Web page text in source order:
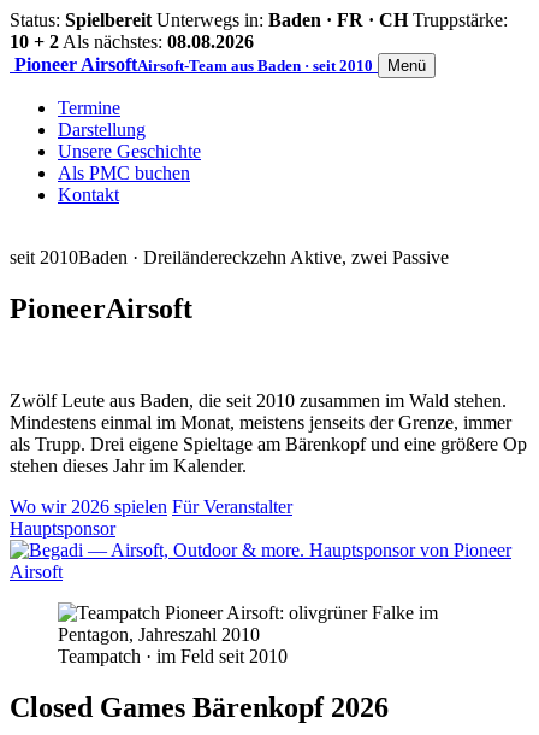
Status: Spielbereit Unterwegs in: Baden · FR · CH Truppstärke:
10 + 2 Als nächstes: 08.08.2026
Pioneer AirsoftAirsoft-Team aus Baden · seit 2010 Menü
Termine
Darstellung
Unsere Geschichte
Als PMC buchen
Kontakt
seit 2010Baden · Dreiländereckzehn Aktive, zwei Passive
PioneerAirsoft
Zwölf Leute aus Baden, die seit 2010 zusammen im Wald stehen.
Mindestens einmal im Monat, meistens jenseits der Grenze, immer
als Trupp. Drei eigene Spieltage am Bärenkopf und eine größere Op
stehen dieses Jahr im Kalender.
Wo wir 2026 spielen Für Veranstalter
Hauptsponsor
Teampatch · im Feld seit 2010
Closed Games Bärenkopf 2026